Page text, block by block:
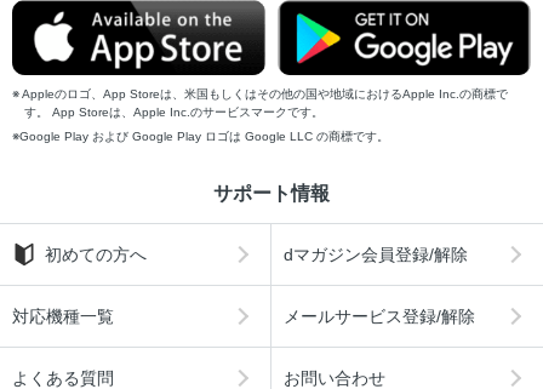
Appleのロゴ、App Storeは、米国もしくはその他の国や地域におけるApple Inc.の商標で
す。 App Storeは、Apple Inc.のサービスマークです。
Google Play および Google Play ロゴは Google LLC の商標です。
サポート情報
初めての方へ dマガジン会員登録/解除
対応機種一覧 メールサービス登録/解除
よくある質問 お問い合わせ